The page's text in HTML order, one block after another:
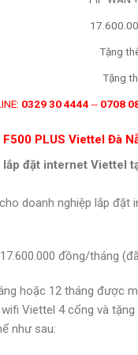
Tặng
Tặng
0329 30 4444 -- 0708
F500 PLUS Viettel Đà
lắp đặt internet Viettel
doanh nghiệp lắp đặt
đồng/tháng
hoặc 12 tháng được
Viettel 4 cổng và
như sau: